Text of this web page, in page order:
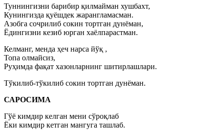
Туннингизни барибир қилмайман хушбахт,
Кунингизда қуёшдек жарангламасман.
Азобга сочрилиб сокин тортган дунёман,
Ёдингизни кезиб юрган хаёлпарастман.
Келманг, менда ҳеч нарса йўқ ,
Топа олмайсиз,
Руҳимда фақат хазонларнинг шитирлашлари.
Тўкилиб-тўкилиб сокин тортган дунёман.
САРОСИМА
Гўё кимдир келган мени сўроқлаб
Ёки кимдир кетган мангуга ташлаб.